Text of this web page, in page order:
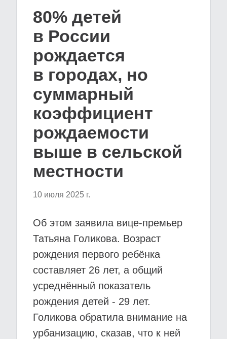
80% детей
в России
рождается
в городах, но
суммарный
коэффициент
рождаемости
выше в сельской
местности
10 июля 2025 г.
Об этом заявила вице-премьер
Татьяна Голикова. Возраст
рождения первого ребёнка
составляет 26 лет, а общий
усреднённый показатель
рождения детей - 29 лет.
Голикова обратила внимание на
урбанизацию, сказав, что к ней